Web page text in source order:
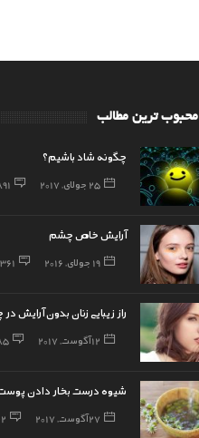
محبوب ترین مطالب
چگونه شاد باشیم؟
25 جولای, 2017
آرایش خاص چشم
19 جولای, 2016
راز زیبایی زنان بدون آرایش
12 آگوست, 2017
شیوه درست بخار دادن
27 آگوست, 2017